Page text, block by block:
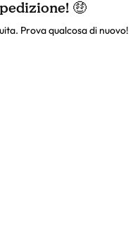
🤑
Prova qualcosa di nuovo!